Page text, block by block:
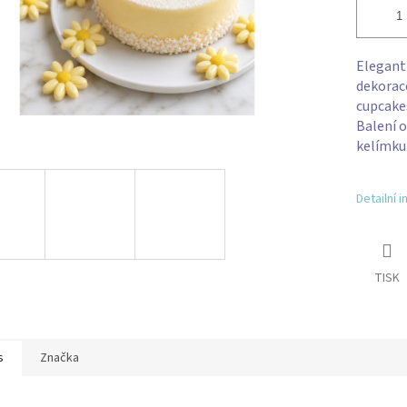
Balení
Detailní
TISK
Značka